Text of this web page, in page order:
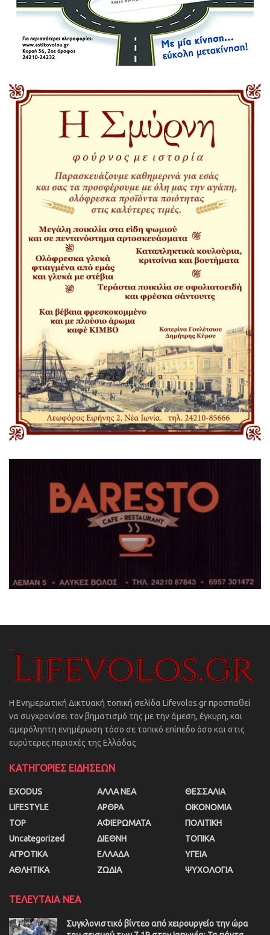
Η Ενημερωτική Δικτυακή τοπική σελίδα Lifevolos.gr προσπαθεί
να συγχρονίσει τον βηματισμό της με την άμεση, έγκυρη, και
αμερόληπτη ενημέρωση τόσο σε τοπικό επίπεδο όσο και στις
ευρύτερες περιοχές της Ελλάδας
ΚΑΤΗΓΟΡΙΕΣ ΕΙΔΗΣΕΩΝ
EXODUS
LIFESTYLE
TOP
Uncategorized
ΑΓΡΟΤΙΚΑ
ΑΘΛΗΤΙΚΑ
ΑΛΛΑ ΝΕΑ
ΑΡΘΡΑ
ΑΦΙΕΡΩΜΑΤΑ
ΔΙΕΘΝΗ
ΕΛΛΑΔΑ
ΖΩΔΙΑ
ΘΕΣΣΑΛΙΑ
ΟΙΚΟΝΟΜΙΑ
ΠΟΛΙΤΙΚΗ
ΤΟΠΙΚΑ
ΥΓΕΙΑ
ΨΥΧΟΛΟΓΙΑ
ΤΕΛΕΥΤΑΙΑ ΝΕΑ
Συγκλονιστικό βίντεο από χειρουργείο την ώρα